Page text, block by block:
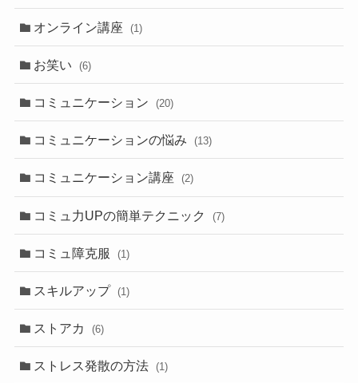
オンライン講座 (1)
お笑い (6)
コミュニケーション (20)
コミュニケーションの悩み (13)
コミュニケーション講座 (2)
コミュ力UPの簡単テクニック (7)
コミュ障克服 (1)
スキルアップ (1)
ストアカ (6)
ストレス発散の方法 (1)